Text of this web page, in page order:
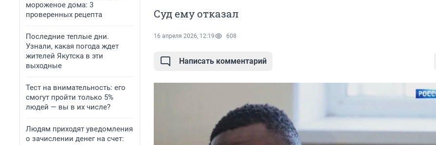
мороженое дома: 3
проверенных рецепта
Последние теплые дни.
Узнали, какая погода ждет
жителей Якутска в эти
выходные
Тест на внимательность: его
смогут пройти только 5%
людей — вы в их числе?
Людям приходят уведомления
о зачислении денег на счет:
Суд ему отказал
16 апреля 2026, 12:19 608
Написать комментарий